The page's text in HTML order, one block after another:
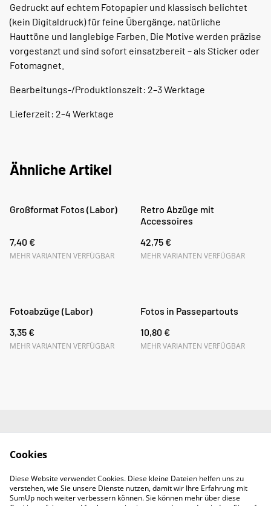
Gedruckt auf echtem Fotopapier und klassisch belichtet
(kein Digitaldruck) für feine Übergänge, natürliche
Hauttöne und langlebige Farben. Die Motive werden präzise
vorgestanzt und sind sofort einsatzbereit – als Sticker oder
Fotomagnet.
Bearbeitungs-/Produktionszeit: 2–3 Werktage
Lieferzeit: 2–4 Werktage
Ähnliche Artikel
Großformat Fotos (Labor)
7,40 €
MEHR VARIANTEN VERFÜGBAR
Retro Abzüge mit
Accessoires
42,75 €
MEHR VARIANTEN VERFÜGBAR
Fotoabzüge (Labor)
3,35 €
MEHR VARIANTEN VERFÜGBAR
Fotos in Passepartouts
10,80 €
MEHR VARIANTEN VERFÜGBAR
Retoure
Kontakt
Cookies
Diese Website verwendet Cookies. Diese kleine Dateien helfen uns zu
verstehen, wie Sie unsere Dienste nutzen, damit wir Ihre Erfahrung mit
SumUp noch weiter verbessern können. Sie können mehr über diese